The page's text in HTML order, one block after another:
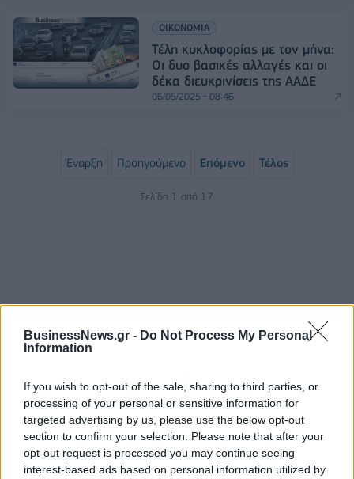
BusinessNews.gr - Do Not Process My Personal
Information
If you wish to opt-out of the sale, sharing to third parties, or
processing of your personal or sensitive information for
targeted advertising by us, please use the below opt-out
section to confirm your selection. Please note that after your
opt-out request is processed you may continue seeing
interest-based ads based on personal information utilized by
ΟΙΚΟΝΟΜΙΑ
Τέλη κυκλοφορίας με τον μήνα:
Οι δυο βασικές αλλαγές και οι
δέκα διευκρινίσεις της ΑΑΔΕ
06/05/2025 - 08:46
Έναρξη Προηγούμενο Επόμενο Τέλος
Σελίδα 1 από 17
ΡΟΗ ΕΙΔΗΣΕΩΝ
Όμιλος ΔΕΗ: Νέα συμφωνία για χαρτοφυλάκιο
έργων ΑΠΕ άνω των 2 GW σε Πολωνία και
Ουγγαρία